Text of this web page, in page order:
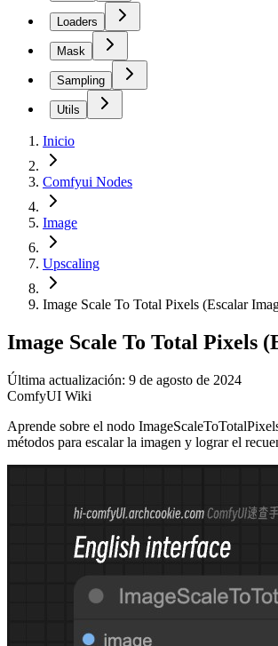
Loaders
Mask
Sampling
Utils
Inicio
Comfyui Nodes
Image
Upscaling
Image Scale To Total Pixels (Escalar
Image Scale To Total Pixels
Última actualización: 9 de agosto de 2024
ComfyUI Wiki
Aprende sobre el nodo
métodos para escalar la imagen y lograr el